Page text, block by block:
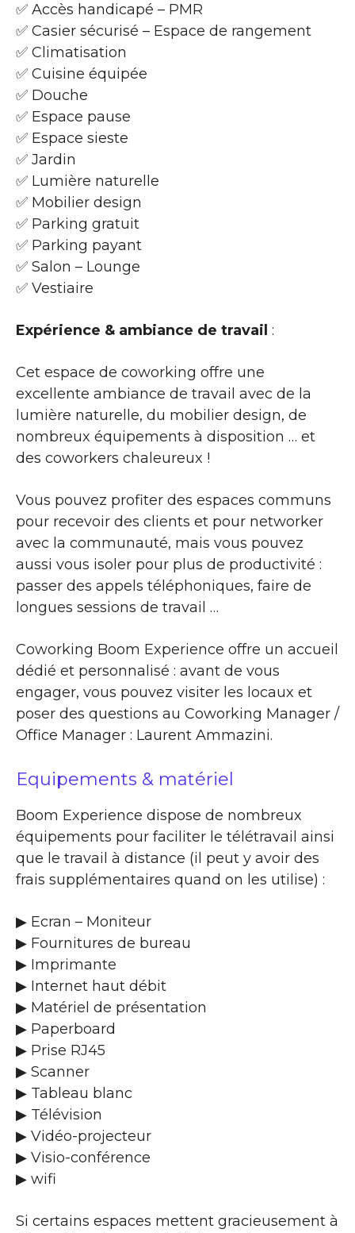
✅ Accès handicapé – PMR
✅ Casier sécurisé – Espace de rangement
✅ Climatisation
✅ Cuisine équipée
✅ Douche
✅ Espace pause
✅ Espace sieste
✅ Jardin
✅ Lumière naturelle
✅ Mobilier design
✅ Parking gratuit
✅ Parking payant
✅ Salon – Lounge
✅ Vestiaire
Expérience & ambiance de travail :
Cet espace de coworking offre une
excellente ambiance de travail avec de la
lumière naturelle, du mobilier design, de
nombreux équipements à disposition … et
des coworkers chaleureux !
Vous pouvez profiter des espaces communs
pour recevoir des clients et pour networker
avec la communauté, mais vous pouvez
aussi vous isoler pour plus de productivité :
passer des appels téléphoniques, faire de
longues sessions de travail …
Coworking Boom Experience offre un accueil
dédié et personnalisé : avant de vous
engager, vous pouvez visiter les locaux et
poser des questions au Coworking Manager /
Office Manager : Laurent Ammazini.
Equipements & matériel
Boom Experience dispose de nombreux
équipements pour faciliter le télétravail ainsi
que le travail à distance (il peut y avoir des
frais supplémentaires quand on les utilise) :
▶ Ecran – Moniteur
▶ Fournitures de bureau
▶ Imprimante
▶ Internet haut débit
▶ Matériel de présentation
▶ Paperboard
▶ Prise RJ45
▶ Scanner
▶ Tableau blanc
▶ Télévision
▶ Vidéo-projecteur
▶ Visio-conférence
▶ wifi
Si certains espaces mettent gracieusement à